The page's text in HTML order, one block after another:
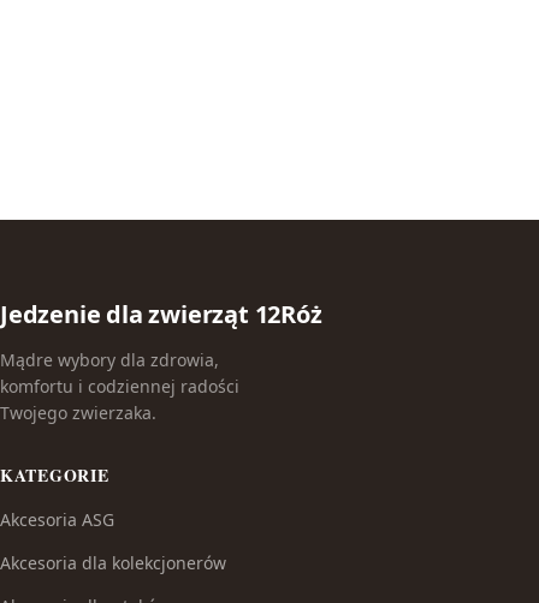
Jedzenie dla zwierząt 12Róż
Mądre wybory dla zdrowia,
komfortu i codziennej radości
Twojego zwierzaka.
KATEGORIE
Akcesoria ASG
Akcesoria dla kolekcjonerów